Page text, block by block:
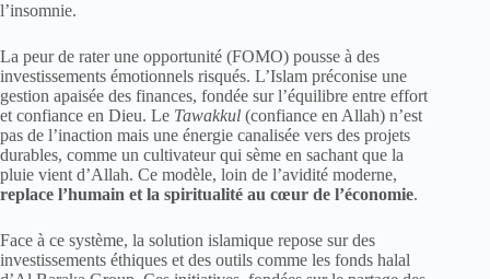
l’insomnie.
La peur de rater une opportunité (FOMO) pousse à des
investissements émotionnels risqués. L’Islam préconise une
gestion apaisée des finances, fondée sur l’équilibre entre effort
et confiance en Dieu. Le Tawakkul (confiance en Allah) n’est
pas de l’inaction mais une énergie canalisée vers des projets
durables, comme un cultivateur qui sème en sachant que la
pluie vient d’Allah. Ce modèle, loin de l’avidité moderne,
replace l’humain et la spiritualité au cœur de l’économie.
Face à ce système, la solution islamique repose sur des
investissements éthiques et des outils comme les fonds halal